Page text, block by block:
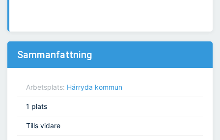
Sammanfattning
Arbetsplats: Härryda kommun
1 plats
Tills vidare